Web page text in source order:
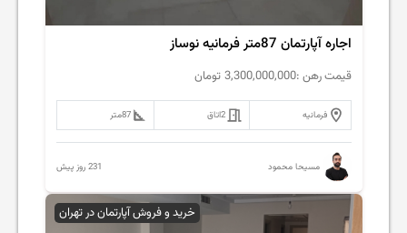
اجاره آپارتمان 87متر فرمانیه نوساز
قیمت رهن :3,300,000,000 تومان
فرمانیه 2اتاق 87متر
مسیحا محمود 231 روز پیش
خرید و فروش آپارتمان در تهران